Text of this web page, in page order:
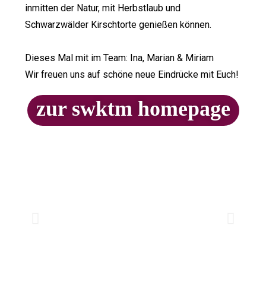
inmitten der Natur, mit Herbstlaub und
Schwarzwälder Kirschtorte genießen können.
Dieses Mal mit im Team: Ina, Marian & Miriam
Wir freuen uns auf schöne neue Eindrücke mit Euch!
zur swktm homepage